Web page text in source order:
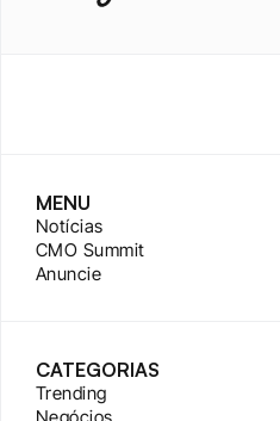
MENU
Notícias
CMO Summit
Anuncie
CATEGORIAS
Trending
Negócios